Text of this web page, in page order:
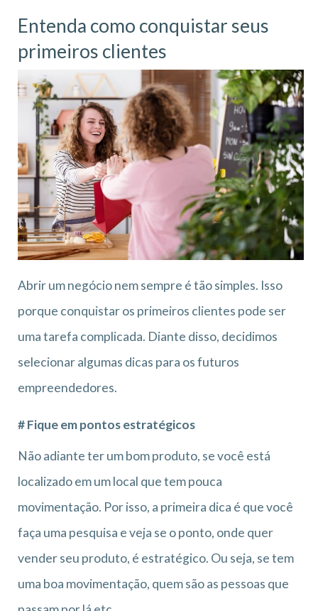
Entenda como conquistar seus
primeiros clientes
Abrir um negócio nem sempre é tão simples. Isso
porque conquistar os primeiros clientes pode ser
uma tarefa complicada. Diante disso, decidimos
selecionar algumas dicas para os futuros
empreendedores.
# Fique em pontos estratégicos
Não adiante ter um bom produto, se você está
localizado em um local que tem pouca
movimentação. Por isso, a primeira dica é que você
faça uma pesquisa e veja se o ponto, onde quer
vender seu produto, é estratégico. Ou seja, se tem
uma boa movimentação, quem são as pessoas que